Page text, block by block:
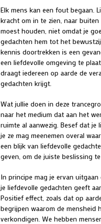
Elk mens kan een fout begaan.
kracht om in te zien, naar
moest houden, niet omdat je
gedachten hem tot het
kennis doortrekken is een
een liefdevolle omgeving te
draagt iedereen op aarde de
gedachten krijgt.
Wat jullie doen in deze
naar het medium dat aan het
ruimte al aanwezig. Besef dat
je ze mag meenemen overal
een blijk van liefdevolle
geven, om de juiste beslissing
In principe mag je ervan
je liefdevolle gedachten geeft
Positief effect, zoals dat op
begrijpen waarom de mensheid
verkondigen. We hebben